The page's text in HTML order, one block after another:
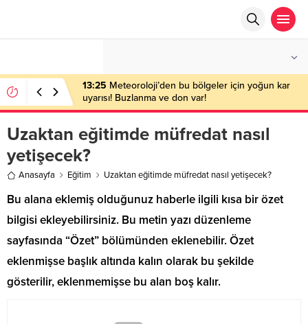
13:25 Meteoroloji’den bu bölgeler için yoğun kar
uyarısı! Buzlanma ve don var!
Uzaktan eğitimde müfredat nasıl
yetişecek?
Anasayfa Eğitim Uzaktan eğitimde müfredat nasıl yetişecek?
Bu alana eklemiş olduğunuz haberle ilgili kısa bir özet
bilgisi ekleyebilirsiniz. Bu metin yazı düzenleme
sayfasında “Özet” bölümünden eklenebilir. Özet
eklenmişse başlık altında kalın olarak bu şekilde
gösterilir, eklenmemişse bu alan boş kalır.